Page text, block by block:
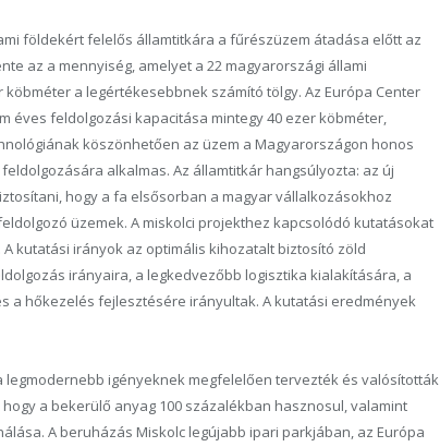
földekért felelős államtitkára a fűrészüzem átadása előtt az
az a mennyiség, amelyet a 22 magyarországi állami
a legértékesebbnek számító tölgy. Az Európa Center
éves feldolgozási kapacitása mintegy 40 ezer köbméter,
köszönhetően az üzem a Magyarországon honos
alkalmas. Az államtitkár hangsúlyozta: az új
hogy a fa elsősorban a magyar vállalkozásokhoz
üzemek. A miskolci projekthez kapcsolódó kutatásokat
kutatási irányok az optimális kihozatalt biztosító zöld
irányaira, a legkedvezőbb logisztika kialakítására, a
a hőkezelés fejlesztésére irányultak. A kutatási eredmények
igényeknek megfelelően tervezték és valósították
a bekerülő anyag 100 százalékban hasznosul, valamint
A beruházás Miskolc legújabb ipari parkjában, az Európa